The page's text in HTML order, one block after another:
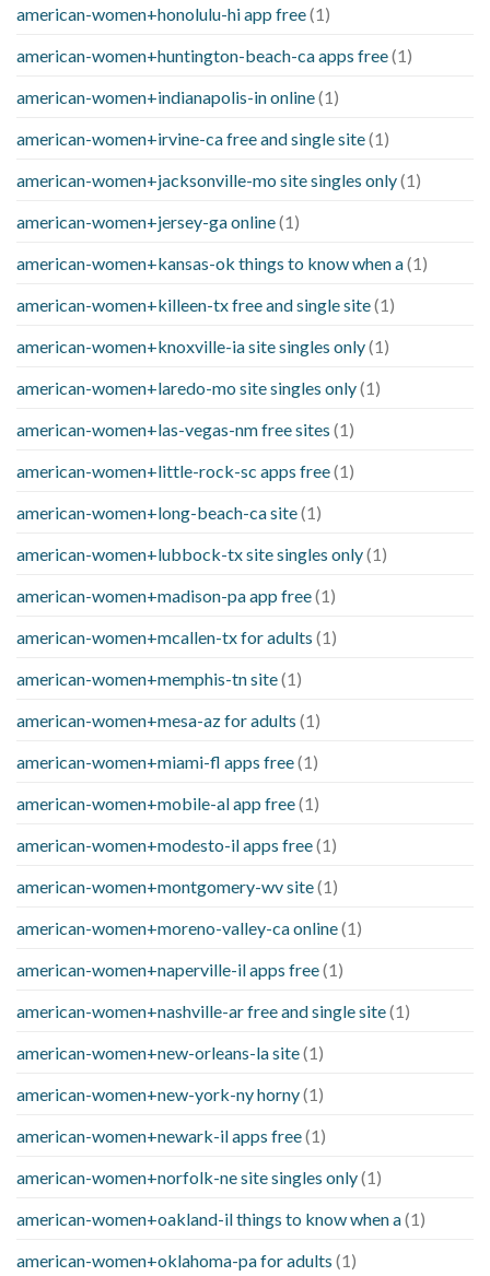
american-women+honolulu-hi app free(1)
american-women+huntington-beach-ca apps free(1)
american-women+indianapolis-in online(1)
american-women+irvine-ca free and single site(1)
american-women+jacksonville-mo site singles only(1)
american-women+jersey-ga online(1)
american-women+kansas-ok things to know when a(1)
american-women+killeen-tx free and single site(1)
american-women+knoxville-ia site singles only(1)
american-women+laredo-mo site singles only(1)
american-women+las-vegas-nm free sites (1)
american-women+little-rock-sc apps free(1)
american-women+long-beach-ca site(1)
american-women+lubbock-tx site singles only(1)
american-women+madison-pa app free(1)
american-women+mcallen-tx for adults (1)
american-women+memphis-tn site(1)
american-women+mesa-az for adults (1)
american-women+miami-fl apps free(1)
american-women+mobile-al app free(1)
american-women+modesto-il apps free(1)
american-women+montgomery-wv site(1)
american-women+moreno-valley-ca online(1)
american-women+naperville-il apps free(1)
american-women+nashville-ar free and single site(1)
american-women+new-orleans-la site(1)
american-women+new-york-ny horny(1)
american-women+newark-il apps free(1)
american-women+norfolk-ne site singles only(1)
american-women+oakland-il things to know when a(1)
american-women+oklahoma-pa for adults (1)